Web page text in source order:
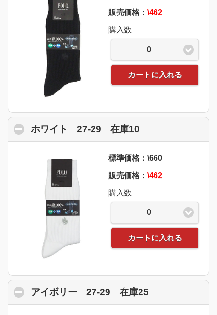
販売価格： \462
購入数
0
カートに入れる
ホワイト 27-29 在庫10
標準価格：\660
販売価格： \462
購入数
0
カートに入れる
アイボリー 27-29 在庫25